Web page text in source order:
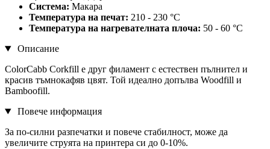
Система: Макара
Температура на печат: 210 - 230 °C
Температура на нагревателната плоча: 50 - 60 °C
Описание
ColorCabb Corkfill е друг филамент с естествен пълнител и
красив тъмнокафяв цвят. Той идеално допълва Woodfill и
Bamboofill.
Повече информация
За по-силни разпечатки и повече стабилност, може да
увеличите струята на принтера си до 0-10%.